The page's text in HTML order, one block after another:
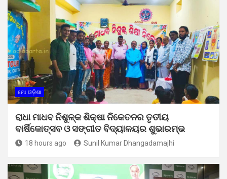
ମୋ ଓଡ଼ିଶା
ରାଧା ମାଧବ ନିଶୁଳ୍କ ଶିକ୍ଷା ନିକେତନର ତୃତୀୟ
ବାର୍ଷିକୋତ୍ସବ ଓ ସଙ୍ଗୀତ ବିଦ୍ୟାଳୟର ଶୁଭାରମ୍ଭ
18 hours ago Sunil Kumar Dhangadamajhi